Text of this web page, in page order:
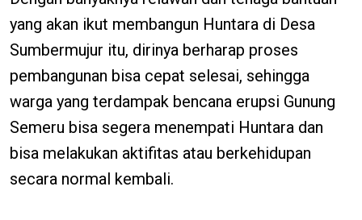
yang akan ikut membangun Huntara di Desa
Sumbermujur itu, dirinya berharap proses
pembangunan bisa cepat selesai, sehingga
warga yang terdampak bencana erupsi Gunung
Semeru bisa segera menempati Huntara dan
bisa melakukan aktifitas atau berkehidupan
secara normal kembali.